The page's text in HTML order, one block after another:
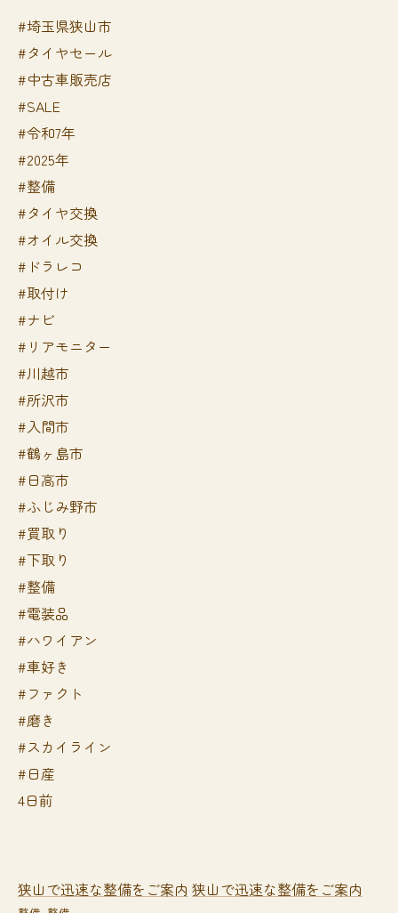
#埼玉県狭山市
#タイヤセール
#中古車販売店
#SALE
#令和7年
#2025年
#整備
#タイヤ交換
#オイル交換
#ドラレコ
#取付け
#ナビ
#リアモニター
#川越市
#所沢市
#入間市
#鶴ヶ島市
#日高市
#ふじみ野市
#買取り
#下取り
#整備
#電装品
#ハワイアン
#車好き
#ファクト
#磨き
#スカイライン
#日産
4日前
狭山で迅速な整備をご案内 狭山で迅速な整備をご案内